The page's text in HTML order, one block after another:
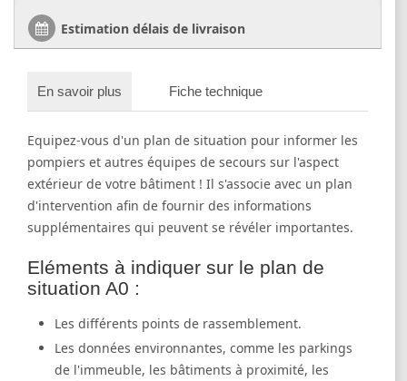
Estimation délais de livraison
En savoir plus Fiche technique
Equipez-vous d'un plan de situation pour informer les
pompiers et autres équipes de secours sur l'aspect
extérieur de votre bâtiment ! Il s'associe avec un plan
d'intervention afin de fournir des informations
supplémentaires qui peuvent se révéler importantes.
Eléments à indiquer sur le plan de
situation A0 :
Les différents points de rassemblement.
Les données environnantes, comme les parkings
de l'immeuble, les bâtiments à proximité, les